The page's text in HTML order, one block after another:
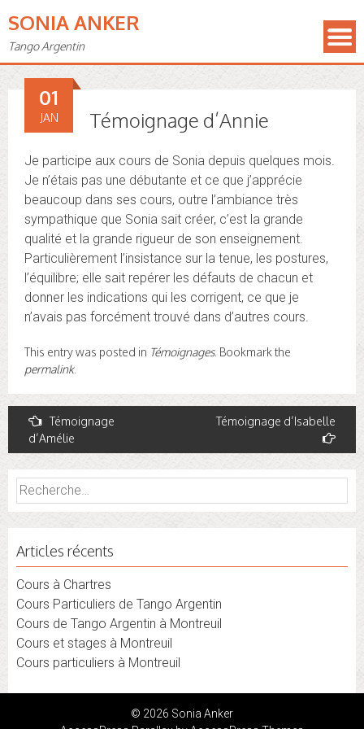
SONIA ANKER
Tango Argentin
Témoignage d’Annie
01
JAN
Je participe aux cours de Sonia depuis quelques mois.
Je n’étais pas une débutante et ce que j’apprécie
beaucoup dans ses cours, outre l’ambiance très
sympathique que Sonia sait créer, c’est la grande
qualité et la grande rigueur de son enseignement.
Particulièrement l’insistance sur la tenue, les postures,
l’équilibre; elle sait repérer les défauts de chacun et
donner les indications qui les corrigent, ce que je
n’avais pas forcément trouvé dans d’autres cours.
This entry was posted in Témoignages. Bookmark the
permalink.
Post
navigation
Témoignage
d’Amélie
Témoignage d’Isabelle
Rechercher :
Articles récents
Cours à Chartres
Cours Particuliers de Tango Argentin
Cours de Tango Argentin à Montreuil
Cours et stages à Montreuil
Cours particuliers à Montreuil
© 2026 Sonia Anker